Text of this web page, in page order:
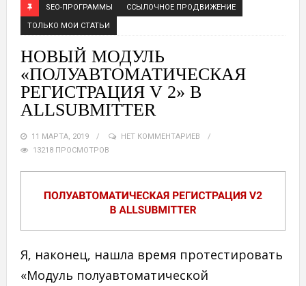
SEO-ПРОГРАММЫ ССЫЛОЧНОЕ ПРОДВИЖЕНИЕ
ТОЛЬКО МОИ СТАТЬИ
НОВЫЙ МОДУЛЬ
«ПОЛУАВТОМАТИЧЕСКАЯ
РЕГИСТРАЦИЯ V 2» В
ALLSUBMITTER
11 МАРТА, 2019
НЕТ КОММЕНТАРИЕВ
13218 ПРОСМОТРОВ
Я, наконец, нашла время протестировать
«Модуль полуавтоматической